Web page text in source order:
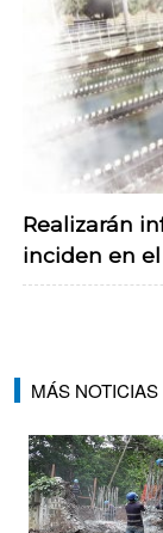
Realizarán
inciden en
MÁS NOTICIAS